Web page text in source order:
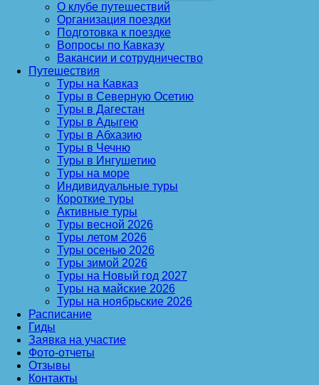
О клубе путешествий
Организация поездки
Подготовка к поездке
Вопросы по Кавказу
Вакансии и сотрудничество
Путешествия
Туры на Кавказ
Туры в Северную Осетию
Туры в Дагестан
Туры в Адыгею
Туры в Абхазию
Туры в Чечню
Туры в Ингушетию
Туры на море
Индивидуальные туры
Короткие туры
Активные туры
Туры весной 2026
Туры летом 2026
Туры осенью 2026
Туры зимой 2026
Туры на Новый год 2027
Туры на майские 2026
Туры на ноябрьские 2026
Расписание
Гиды
Заявка на участие
Фото-отчеты
Отзывы
Контакты